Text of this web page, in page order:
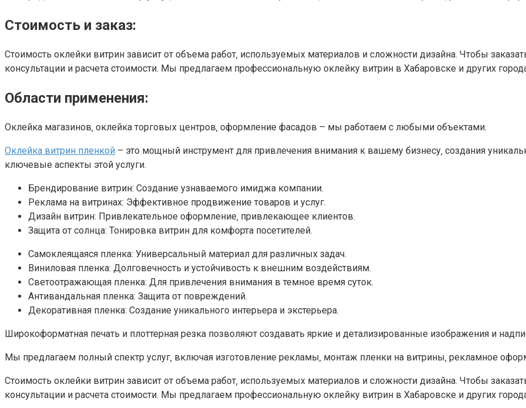
Стоимость и заказ:
Стоимость оклейки витрин зависит от объема работ‚ используемых материалов и сложности дизайна. Чтобы
консультации и расчета стоимости. Мы предлагаем профессиональную оклейку витрин в Хабаровске и других
Области применения:
Оклейка магазинов‚ оклейка торговых центров‚ оформление фасадов – мы работаем с любыми объектами.
Оклейка витрин пленкой – это мощный инструмент для привлечения внимания к вашему бизнесу‚ создания
ключевые аспекты этой услуги.
Брендирование витрин: Создание узнаваемого имиджа компании.
Реклама на витринах: Эффективное продвижение товаров и услуг.
Дизайн витрин: Привлекательное оформление‚ привлекающее клиентов.
Защита от солнца: Тонировка витрин для комфорта посетителей.
Самоклеящаяся пленка: Универсальный материал для различных задач.
Виниловая пленка: Долговечность и устойчивость к внешним воздействиям.
Светоотражающая пленка: Для привлечения внимания в темное время суток.
Антивандальная пленка: Защита от повреждений.
Декоративная пленка: Создание уникального интерьера и экстерьера.
Широкоформатная печать и плоттерная резка позволяют создавать яркие и детализированные изображения и
Мы предлагаем полный спектр услуг‚ включая изготовление рекламы‚ монтаж пленки на витрины‚ рекламное
Стоимость оклейки витрин зависит от объема работ‚ используемых материалов и сложности дизайна. Чтобы
консультации и расчета стоимости. Мы предлагаем профессиональную оклейку витрин в Хабаровске и других